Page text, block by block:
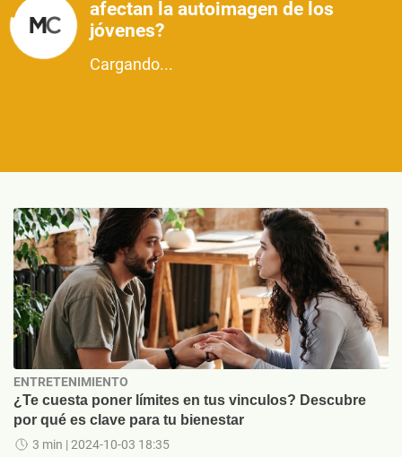
afectan la autoimagen de los
jóvenes?
Cargando...
ENTRETENIMIENTO
¿Te cuesta poner límites en tus vinculos? Descubre
por qué es clave para tu bienestar
3 min | 2024-10-03 18:35